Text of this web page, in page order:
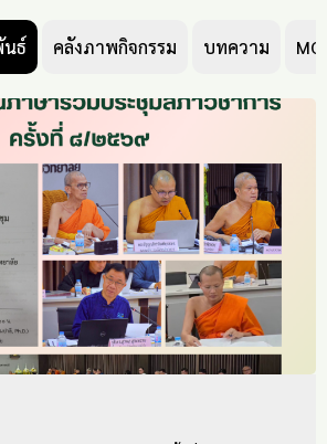
นธ์ คลังภาพกิจกรรม บทความ